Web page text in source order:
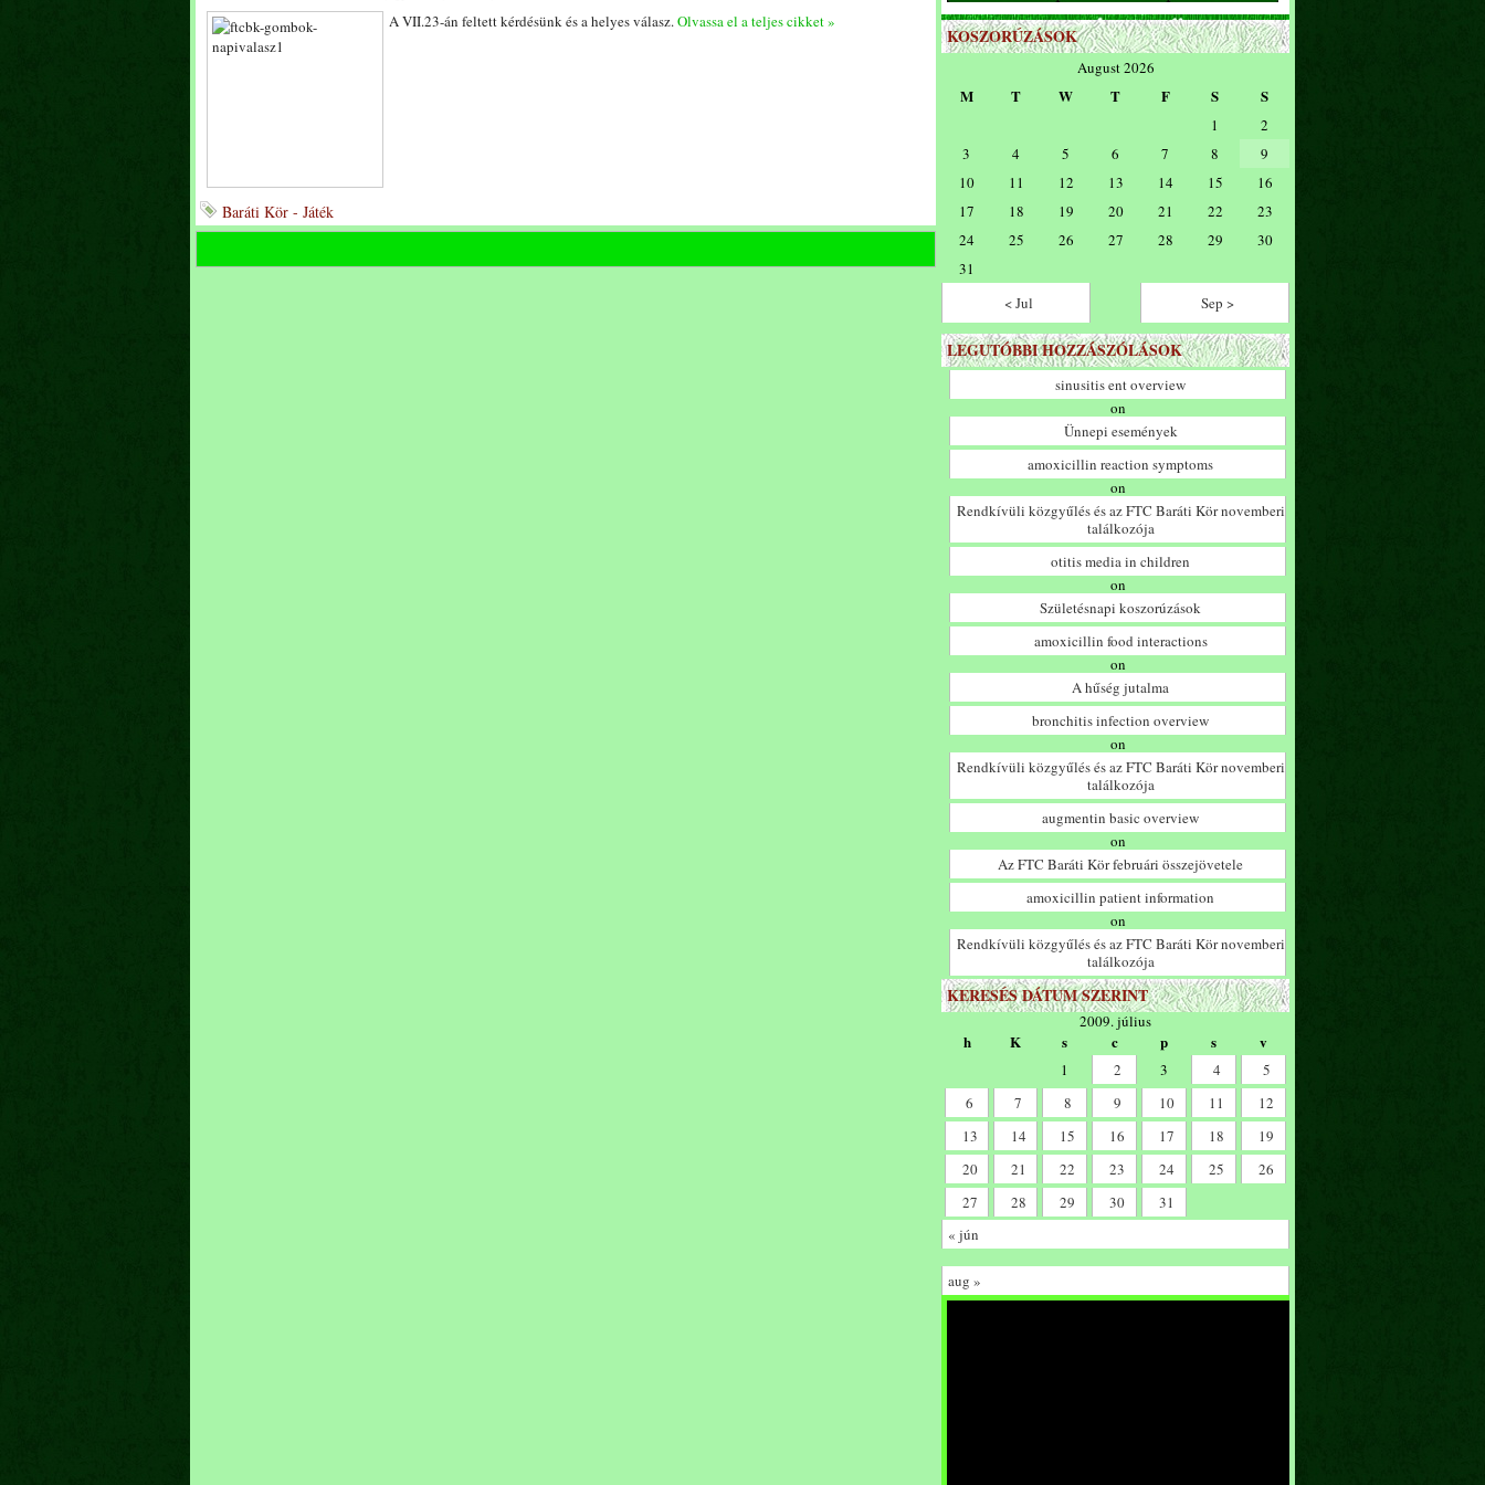
A VII.23-án feltett kérdésünk és a helyes válasz.Olvassa el a teljes cikket »
Baráti Kör - Játék
KOSZORÚZÁSOK
August 2026
M T W T F S S
1
2
3
4 5 6 7 8
9
10
11 12 13 14 15
16
17
18 19 20 21 22
23
24
25 26 27 28 29
30
31
< Jul
Sep >
LEGUTÓBBI HOZZÁSZÓLÁSOK
sinusitis ent overview
on
Ünnepi események
amoxicillin reaction symptoms
on
Rendkívüli közgyűlés és az FTC Baráti Kör novemberi
találkozója
otitis media in children
on
Születésnapi koszorúzások
amoxicillin food interactions
on
A hűség jutalma
bronchitis infection overview
on
Rendkívüli közgyűlés és az FTC Baráti Kör novemberi
találkozója
augmentin basic overview
on
Az FTC Baráti Kör februári összejövetele
amoxicillin patient information
on
Rendkívüli közgyűlés és az FTC Baráti Kör novemberi
találkozója
KERESÉS DÁTUM SZERINT
2009. július
h K s c p s v
1 2 3 4
5
6
7 8 9 10 11
12
13
14 15 16 17 18
19
20
21 22 23 24 25
26
27
28 29 30
31
« jún
aug »